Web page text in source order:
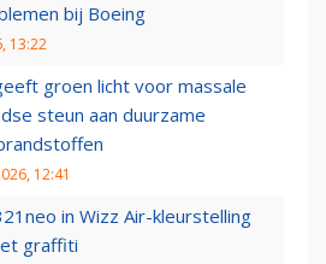
bij Boeing
13:22
groen licht voor massale
steun aan duurzame
12:41
in Wizz Air-kleurstelling
graffiti